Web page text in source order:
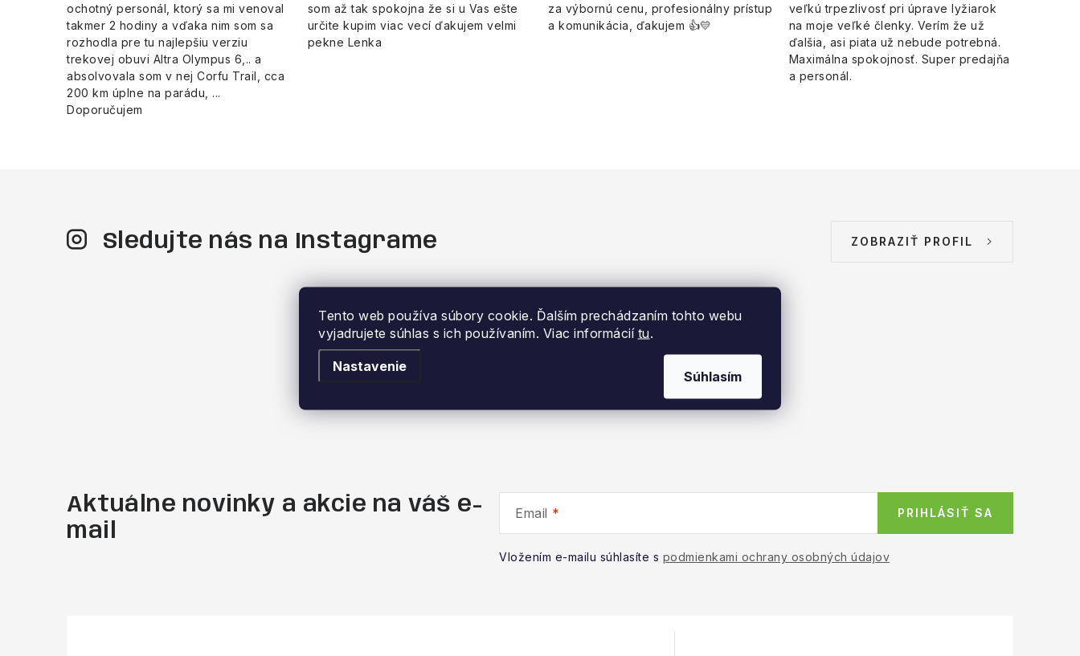
Tento web používa súbory cookie. Ďalším prechádzaním tohto webu
vyjadrujete súhlas s ich používaním. Viac informácií tu.
Nastavenie
Súhlasím
ochotný personál, ktorý sa mi venoval
takmer 2 hodiny a vďaka nim som sa
rozhodla pre tu najlepšiu verziu
trekovej obuvi Altra Olympus 6,.. a
absolvovala som v nej Corfu Trail, cca
200 km úplne na parádu, ...
Doporučujem
som až tak spokojna že si u Vas ešte
určite kupim viac vecí ďakujem velmi
pekne Lenka
za výbornú cenu, profesionálny prístup
a komunikácia, ďakujem 👍💛
veľkú trpezlivosť pri úprave lyžiarok
na moje veľké členky. Verím že už
ďalšia, asi piata už nebude potrebná.
Maximálna spokojnosť. Super predajňa
a personál.
Sledujte nás na Instagrame ZOBRAZIŤ PROFIL
Aktuálne novinky a akcie na váš e-
mail
Email
Vložením e-mailu súhlasíte s podmienkami ochrany osobných údajov
PRIHLÁSIŤ SA